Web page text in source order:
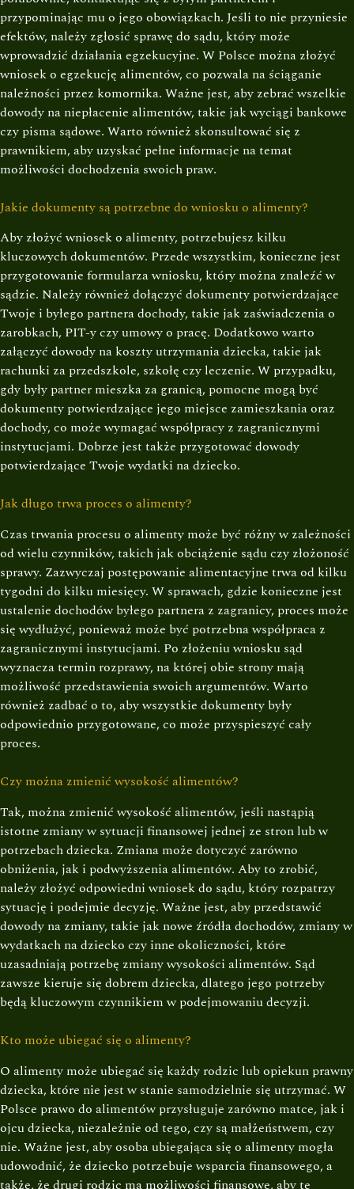
przypominając mu o jego obowiązkach. Jeśli to nie przyniesie
efektów, należy zgłosić sprawę do sądu, który może
wprowadzić działania egzekucyjne. W Polsce można złożyć
wniosek o egzekucję alimentów, co pozwala na ściąganie
należności przez komornika. Ważne jest, aby zebrać wszelkie
dowody na niepłacenie alimentów, takie jak wyciągi bankowe
czy pisma sądowe. Warto również skonsultować się z
prawnikiem, aby uzyskać pełne informacje na temat
możliwości dochodzenia swoich praw.
Jakie dokumenty są potrzebne do wniosku o alimenty?
Aby złożyć wniosek o alimenty, potrzebujesz kilku
kluczowych dokumentów. Przede wszystkim, konieczne jest
przygotowanie formularza wniosku, który można znaleźć w
sądzie. Należy również dołączyć dokumenty potwierdzające
Twoje i byłego partnera dochody, takie jak zaświadczenia o
zarobkach, PIT-y czy umowy o pracę. Dodatkowo warto
załączyć dowody na koszty utrzymania dziecka, takie jak
rachunki za przedszkole, szkołę czy leczenie. W przypadku,
gdy były partner mieszka za granicą, pomocne mogą być
dokumenty potwierdzające jego miejsce zamieszkania oraz
dochody, co może wymagać współpracy z zagranicznymi
instytucjami. Dobrze jest także przygotować dowody
potwierdzające Twoje wydatki na dziecko.
Jak długo trwa proces o alimenty?
Czas trwania procesu o alimenty może być różny w zależności
od wielu czynników, takich jak obciążenie sądu czy złożoność
sprawy. Zazwyczaj postępowanie alimentacyjne trwa od kilku
tygodni do kilku miesięcy. W sprawach, gdzie konieczne jest
ustalenie dochodów byłego partnera z zagranicy, proces może
się wydłużyć, ponieważ może być potrzebna współpraca z
zagranicznymi instytucjami. Po złożeniu wniosku sąd
wyznacza termin rozprawy, na której obie strony mają
możliwość przedstawienia swoich argumentów. Warto
również zadbać o to, aby wszystkie dokumenty były
odpowiednio przygotowane, co może przyspieszyć cały
proces.
Czy można zmienić wysokość alimentów?
Tak, można zmienić wysokość alimentów, jeśli nastąpią
istotne zmiany w sytuacji finansowej jednej ze stron lub w
potrzebach dziecka. Zmiana może dotyczyć zarówno
obniżenia, jak i podwyższenia alimentów. Aby to zrobić,
należy złożyć odpowiedni wniosek do sądu, który rozpatrzy
sytuację i podejmie decyzję. Ważne jest, aby przedstawić
dowody na zmiany, takie jak nowe źródła dochodów, zmiany w
wydatkach na dziecko czy inne okoliczności, które
uzasadniają potrzebę zmiany wysokości alimentów. Sąd
zawsze kieruje się dobrem dziecka, dlatego jego potrzeby
będą kluczowym czynnikiem w podejmowaniu decyzji.
Kto może ubiegać się o alimenty?
O alimenty może ubiegać się każdy rodzic lub opiekun prawny
dziecka, które nie jest w stanie samodzielnie się utrzymać. W
Polsce prawo do alimentów przysługuje zarówno matce, jak i
ojcu dziecka, niezależnie od tego, czy są małżeństwem, czy
nie. Ważne jest, aby osoba ubiegająca się o alimenty mogła
udowodnić, że dziecko potrzebuje wsparcia finansowego, a
także, że drugi rodzic ma możliwości finansowe, aby te